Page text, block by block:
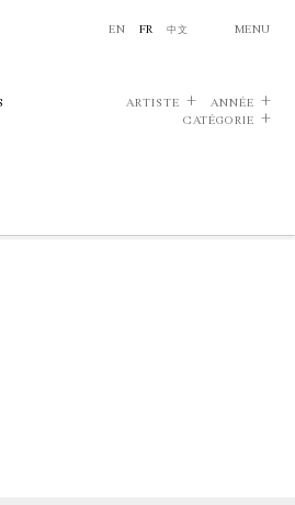
EN FR 中文 MENU
ARTISTE
ANNÉE
CATÉGORIE